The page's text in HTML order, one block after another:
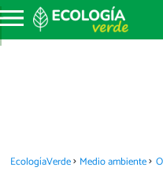
EcologíaVerde Medio ambiente